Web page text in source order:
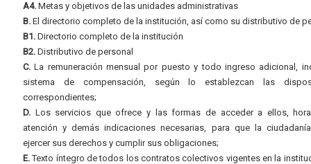
A4. Metas y objetivos de las unidades administrativas
B. El directorio completo de la institución, así como su distributivo de
B1. Directorio completo de la institución
B2. Distributivo de personal
C. La remuneración mensual por puesto y todo ingreso adicional,
sistema de compensación, según lo establezcan las
correspondientes;
D. Los servicios que ofrece y las formas de acceder a ellos,
atención y demás indicaciones necesarias, para que la
ejercer sus derechos y cumplir sus obligaciones;
E.Texto íntegro de todos los contratos colectivos vigentes en la